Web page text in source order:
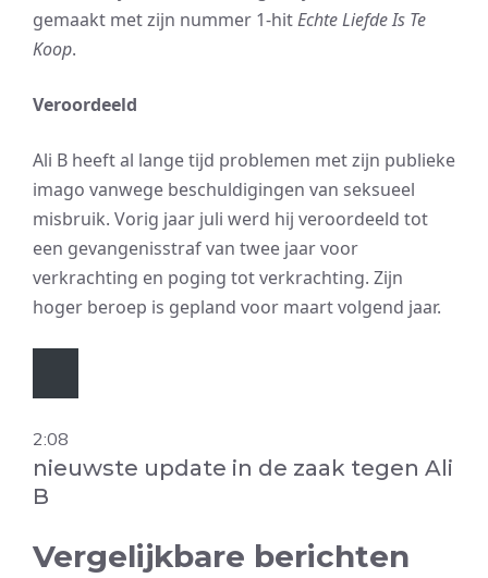
gemaakt met zijn nummer 1-hitEchte Liefde Is Te
Koop.
Veroordeeld
Ali B heeft al lange tijd problemen met zijn publieke
imago vanwege beschuldigingen van seksueel
misbruik. Vorig jaar juli werd hij veroordeeld tot
een gevangenisstraf van twee jaar voor
verkrachting en poging tot verkrachting. Zijn
hoger beroep is gepland voor maart volgend jaar.
2:08
nieuwste update in de zaak tegen Ali
B
Vergelijkbare berichten